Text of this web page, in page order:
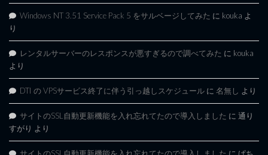
Windows NT 3.51 Service Pack 5 をサルベージしてみた に kouka よ
り
レンタルサーバーのレスポンスが悪すぎるので調べてみた に kouka
より
DTI の VPSサービス終了に伴う引っ越しスケジュール に 名無し より
サイトのSSL自動更新機能を入れ忘れてたので導入しました に 通り
すがり より